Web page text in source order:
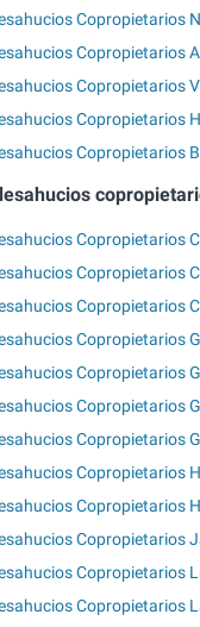
Copropietarios
Copropietarios
Copropietarios
Copropietarios
Copropietarios
Copropietarios
Copropietarios
Copropietarios
Copropietarios
Copropietarios
Copropietarios
Copropietarios
Copropietarios
Copropietarios
Copropietarios
Copropietarios
Copropietarios